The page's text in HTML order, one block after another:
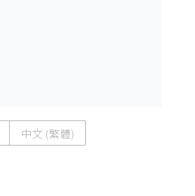
中文 (繁體)